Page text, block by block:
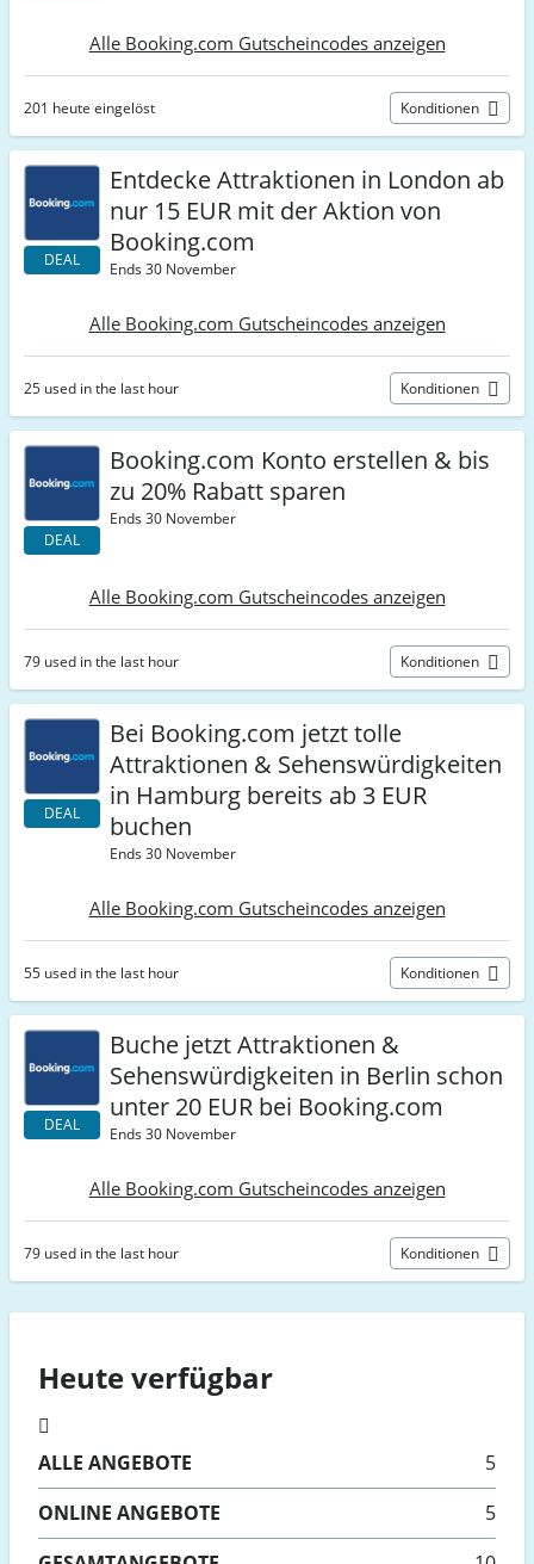
Alle Booking.com Gutscheincodes anzeigen
201 heute eingelöst Konditionen
DEAL
Entdecke Attraktionen in London ab
nur 15 EUR mit der Aktion von
Booking.com
Ends 30 November
Alle Booking.com Gutscheincodes anzeigen
25 used in the last hour Konditionen
DEAL
Booking.com Konto erstellen & bis
zu 20% Rabatt sparen
Ends 30 November
Alle Booking.com Gutscheincodes anzeigen
79 used in the last hour Konditionen
DEAL
Bei Booking.com jetzt tolle
Attraktionen & Sehenswürdigkeiten
in Hamburg bereits ab 3 EUR
buchen
Ends 30 November
Alle Booking.com Gutscheincodes anzeigen
55 used in the last hour Konditionen
DEAL
Buche jetzt Attraktionen &
Sehenswürdigkeiten in Berlin schon
unter 20 EUR bei Booking.com
Ends 30 November
Alle Booking.com Gutscheincodes anzeigen
79 used in the last hour Konditionen
Heute verfügbar
ALLE ANGEBOTE
5
ONLINE ANGEBOTE
5